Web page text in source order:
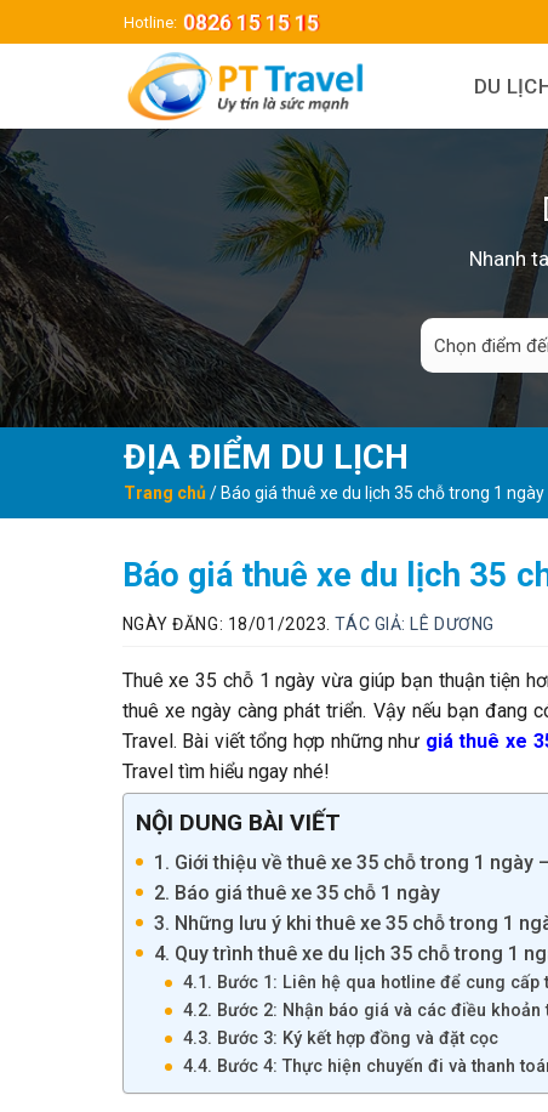
to
Hotline: 0826 15 15 15
DU
Nhanh
ĐỊA ĐIỂM DU LỊCH
Trang chủ/ Báo giá thuê xe du lịch 35 chỗ trong 1
Báo giá thuê xe du lịch 35
NGÀY ĐĂNG: 18/01/2023.TÁC GIẢ:LÊ DƯƠNG
Thuê xe 35 chỗ 1 ngày vừa giúp bạn thuận tiện
thuê xe ngày càng phát triển. Vậy nếu bạn đang
Travel. Bài viết tổng hợp những như giá thuê xe
Travel tìm hiểu ngay nhé!
NỘI DUNG BÀI VIẾT
1. Giới thiệu về thuê xe 35 chỗ trong 1 ngày
2. Báo giá thuê xe 35 chỗ 1 ngày
3. Những lưu ý khi thuê xe 35 chỗ trong 1
4. Quy trình thuê xe du lịch 35 chỗ trong 1
4.1. Bước 1: Liên hệ qua hotline để cung cấp
4.2. Bước 2: Nhận báo giá và các điều khoản
4.3. Bước 3: Ký kết hợp đồng và đặt cọc
4.4. Bước 4: Thực hiện chuyến đi và thanh